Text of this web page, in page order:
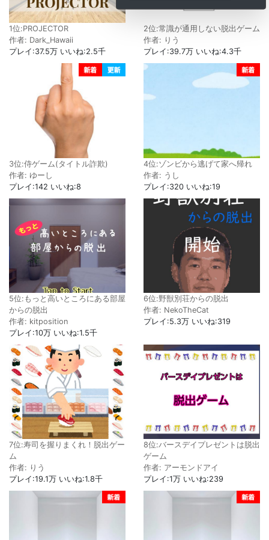
1位:PROJECTOR
作者: Dark_Hawaii
プレイ:37.5万 いいね:2.5千
2位:常識が通用しない脱出ゲーム
作者: りう
プレイ:39.7万 いいね:4.3千
3位:侍ゲーム(タイトル詐欺)
作者: ゆーし
プレイ:142 いいね:8
4位:ゾンビから逃げて家へ帰れ
作者: うし
プレイ:320 いいね:19
5位:もっと高いところにある部屋
からの脱出
作者: kitposition
プレイ:10万 いいね:1.5千
6位:野獣別荘からの脱出
作者: NekoTheCat
プレイ:5.3万 いいね:319
7位:寿司を握りまくれ！脱出ゲー
ム
作者: りう
プレイ:19.1万 いいね:1.8千
8位:バースデイプレゼントは脱出
ゲーム
作者: アーモンドアイ
プレイ:1万 いいね:239